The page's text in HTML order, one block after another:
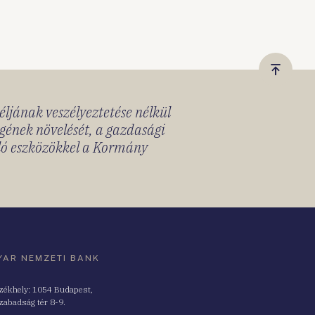
Vissza
veszélyeztetése nélkül
növelését, a gazdasági
eszközökkel a Kormány
NEMZETI BANK
1054 Budapest,
tér 8-9.